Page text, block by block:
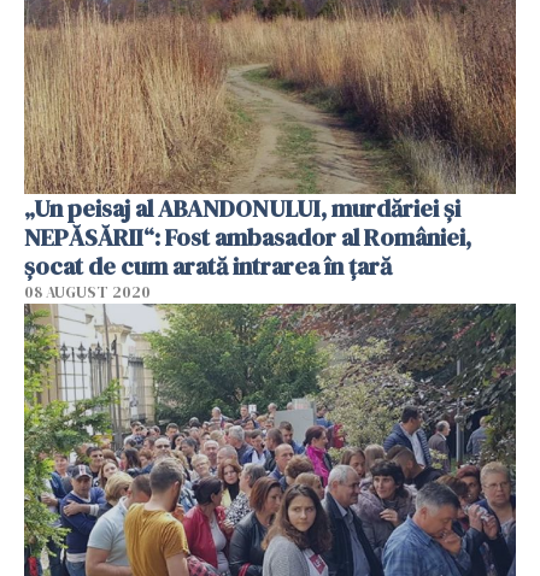
„Un peisaj al ABANDONULUI, murdăriei și
NEPĂSĂRII“: Fost ambasador al României,
șocat de cum arată intrarea în țară
08 AUGUST 2020